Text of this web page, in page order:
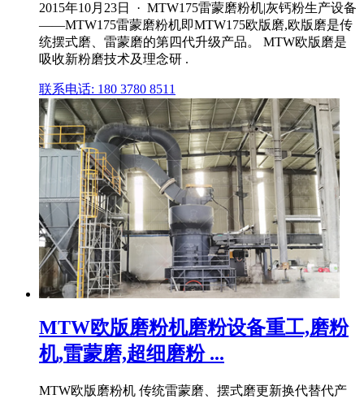
2015年10月23日 · MTW175雷蒙磨粉机|灰钙粉生产设备
——MTW175雷蒙磨粉机即MTW175欧版磨,欧版磨是传
统摆式磨、雷蒙磨的第四代升级产品。 MTW欧版磨是
吸收新粉磨技术及理念研 .
联系电话: 180 3780 8511
MTW欧版磨粉机磨粉设备重工,磨粉
机,雷蒙磨,超细磨粉 ...
MTW欧版磨粉机 传统雷蒙磨、摆式磨更新换代替代产